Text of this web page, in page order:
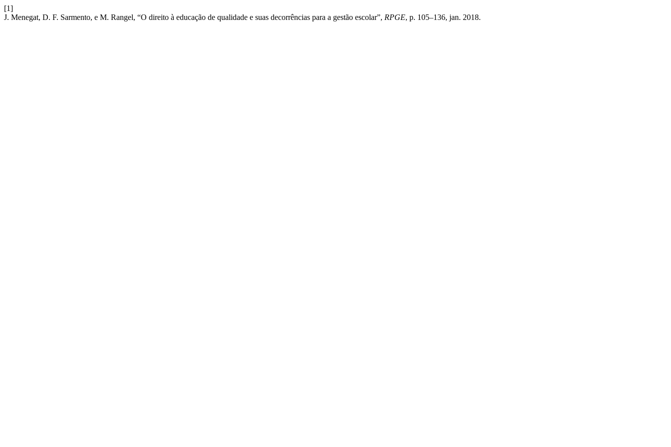
[1]
J. Menegat, D. F. Sarmento, e M. Rangel, “O direito à educação de qualidade e suas decorrências para a gestão escolar”, RPGE, p. 105–136, jan. 2018.